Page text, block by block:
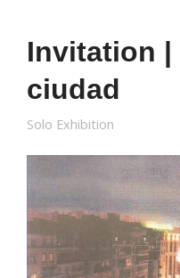
Invitation |
ciudad
Solo Exhibition